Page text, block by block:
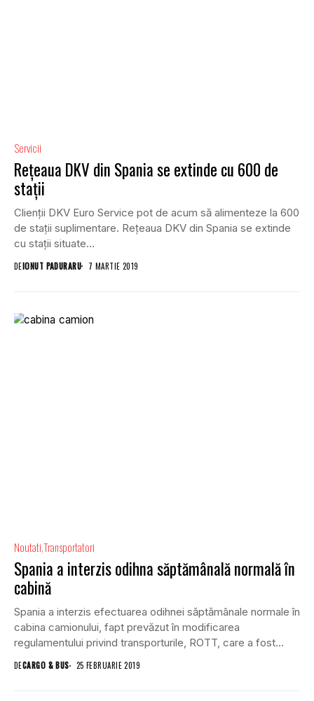
Servicii
Rețeaua DKV din Spania se extinde cu 600 de
stații
Clienții DKV Euro Service pot de acum să alimenteze la 600
de stații suplimentare. Rețeaua DKV din Spania se extinde
cu stații situate...
DEIONUT PADURARU 7 MARTIE 2019
NoutatiTransportatori
Spania a interzis odihna săptămânală normală în
cabină
Spania a interzis efectuarea odihnei săptămânale normale în
cabina camionului, fapt prevăzut în modificarea
regulamentului privind transporturile, ROTT, care a fost
publicată în...
DECARGO & BUS 25 FEBRUARIE 2019